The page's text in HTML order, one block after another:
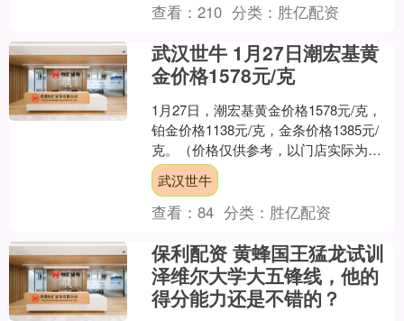
查看：210 分类： 胜亿配资
武汉世牛 1月27日潮宏基黄
金价格1578元/克
1月27日，潮宏基黄金价格1578元/克，
铂金价格1138元/克，金条价格1385元/
克。（价格仅供参考，以门店实际为
准）同日上海黄金交易所现货黄金
AU9999....
武汉世牛
查看：84 分类： 胜亿配资
保利配资 黄蜂国王猛龙试训
泽维尔大学大五锋线，他的
得分能力还是不错的？